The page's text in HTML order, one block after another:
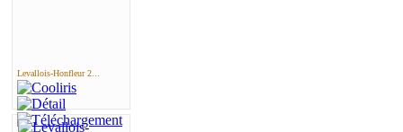
Levallois-Honfleur 2...